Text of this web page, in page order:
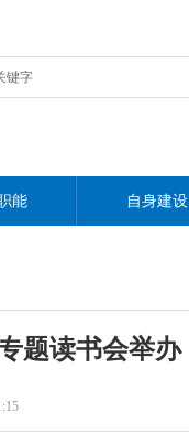
能 自身建设
题读书会举办